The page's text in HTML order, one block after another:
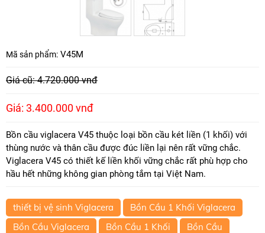
Mã sản phẩm: V45M
Giá cũ: 4.720.000 vnđ
Giá: 3.400.000 vnđ
Bồn cầu viglacera V45 thuộc loại bồn cầu két liền (1 khối) với
thùng nước và thân cầu được đúc liền lại nên rất vững chắc.
Viglacera V45 có thiết kế liền khối vững chắc rất phù hợp cho
hầu hết những không gian phòng tắm tại Việt Nam.
thiết bị vệ sinh Viglacera
Bồn Cầu 1 Khối Viglacera
Bồn Cầu Viglacera
Bồn Cầu 1 Khối Bồn Cầu